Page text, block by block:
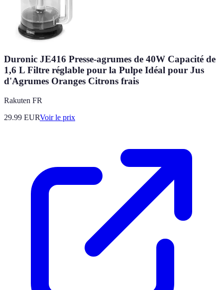
Duronic JE416 Presse-agrumes de 40W Capacité de
1,6 L Filtre réglable pour la Pulpe Idéal pour Jus
d'Agrumes Oranges Citrons frais
Rakuten FR
29.99 EURVoir le prix